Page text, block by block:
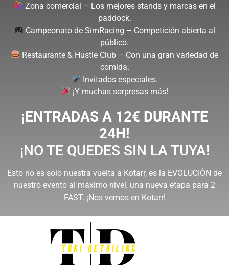
Zona comercial – Los mejores stands y marcas en el
paddock.
Campeonato de SimRacing – Competición abierta al
público.
Restaurante & Hustle Club – Con una gran variedad de
comida.
Invitados especiales.
¡Y muchas sorpresas más!
¡ENTRADAS A 12€ DURANTE
24H!
¡NO TE QUEDES SIN LA TUYA!
Esto no es solo nuestra vuelta a Kotarr, es la EVOLUCIÓN de
nuestro evento al máximo nivel, una nueva etapa para 2
FAST. ¡Nos vemos en Kotarr!